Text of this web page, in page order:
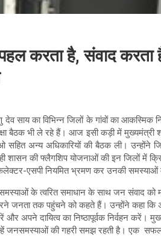
करता है, संवाद
साय का विभिन्न जिलों के गांवों का आकस्मिक
बैठक भी ले रहे हैं। आज इसी कड़ी में मुख्यमंत्री
अन्य अधिकारियों की बैठक ली। उन्होंने
की फ्लैगशिप योजनाओं की इन जिलों में
एसपी नियमित भ्रमण कर उनकी समस्याओं
के त्वरित समाधान के साथ जन संवाद
जनता तक पहुंचने को कहते हैं। उन्होंने कहा कि
अपने दायित्व का निष्ठापूर्वक निर्वहन करें।
जनसमस्याओं की गहरी समझ रहती है। एक सफल